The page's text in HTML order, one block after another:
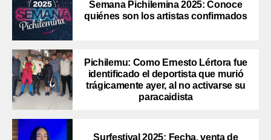
Semana Pichilemina 2025: Conoce
quiénes son los artistas confirmados
Pichilemu: Como Ernesto Lértora fue
identificado el deportista que murió
trágicamente ayer, al no activarse su
paracaidista
Surfestival 2025: Fecha, venta de